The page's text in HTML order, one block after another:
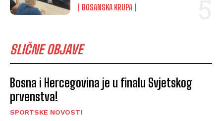
BOSANSKA KRUPA
SLIČNE OBJAVE
Bosna i Hercegovina je u finalu Svjetskog
prvenstva!
SPORTSKE NOVOSTI